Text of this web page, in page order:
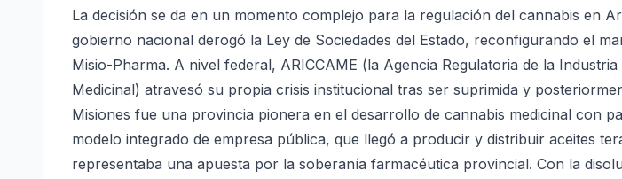
La decisión se da en un momento complejo para la regulación del cannabis en
gobierno nacional derogó la Ley de Sociedades del Estado, reconfigurando el
Misio-Pharma. A nivel federal, ARICCAME (la Agencia Regulatoria de la
Medicinal) atravesó su propia crisis institucional tras ser suprimida y
Misiones fue una provincia pionera en el desarrollo de cannabis medicinal con
modelo integrado de empresa pública, que llegó a producir y distribuir aceites
representaba una apuesta por la soberanía farmacéutica provincial. Con la